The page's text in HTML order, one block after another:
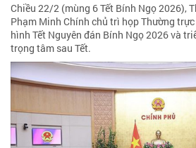
Chiều 22/2 (mùng 6 Tết Bính Ngọ 2026),
Phạm Minh Chính chủ trì họp Thường
hình Tết Nguyên đán Bính Ngọ 2026 và
trọng tâm sau Tết.